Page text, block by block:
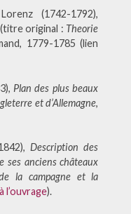
(1742-1792),
(titre original : Theorie
1779-1785 (lien
Plan des plus beaux
et d’Allemagne,
Description des
ses anciens châteaux
la campagne et la
l’ouvrage).